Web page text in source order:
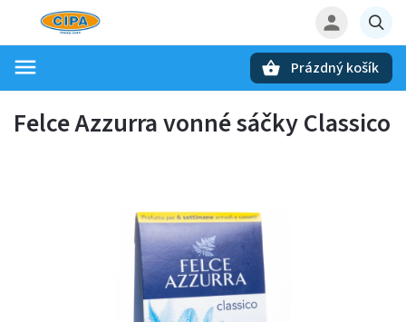
Prázdný košík
Felce Azzurra vonné sáčky Classico